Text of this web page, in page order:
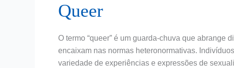
Queer
O termo “queer” é um guarda-chuva que abrange
encaixam nas normas heteronormativas.
variedade de experiências e expressões de